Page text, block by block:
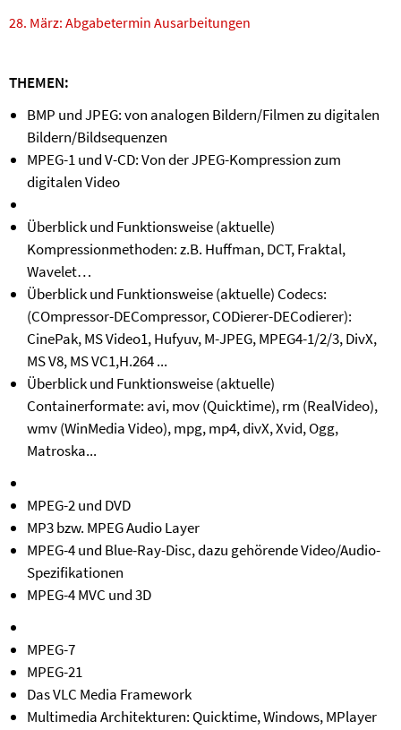
28. März: Abgabetermin Ausarbeitungen
THEMEN:
BMP und JPEG: von analogen Bildern/Filmen zu digitalen
Bildern/Bildsequenzen
MPEG-1 und V-CD: Von der JPEG-Kompression zum
digitalen Video
Überblick und Funktionsweise (aktuelle)
Kompressionmethoden: z.B. Huffman, DCT, Fraktal,
Wavelet…
Überblick und Funktionsweise (aktuelle) Codecs:
(COmpressor-DECompressor, CODierer-DECodierer):
CinePak, MS Video1, Hufyuv, M-JPEG, MPEG4-1/2/3, DivX,
MS V8, MS VC1,H.264 ...
Überblick und Funktionsweise (aktuelle)
Containerformate: avi, mov (Quicktime), rm (RealVideo),
wmv (WinMedia Video), mpg, mp4, divX, Xvid, Ogg,
Matroska...
MPEG-2 und DVD
MP3 bzw. MPEG Audio Layer
MPEG-4 und Blue-Ray-Disc, dazu gehörende Video/Audio-
Spezifikationen
MPEG-4 MVC und 3D
MPEG-7
MPEG-21
Das VLC Media Framework
Multimedia Architekturen: Quicktime, Windows, MPlayer